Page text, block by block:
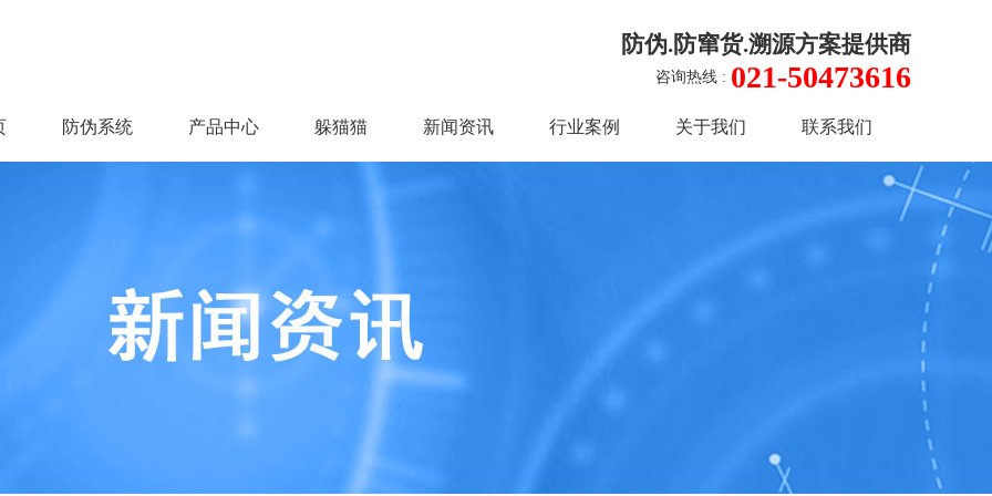
防伪.防窜货.溯源方案提供商
咨询热线 : 021-50473616
防伪系统 产品中心 躲猫猫 新闻资讯 行业案例 关于我们 联系我们